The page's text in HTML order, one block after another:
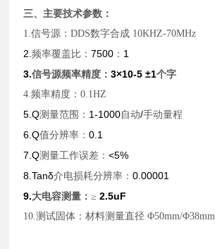
三、主要技术参数：
1.信号源：DDS数字合成 10KHZ-70MHz
2.频率覆盖比：7500 ： 1
3.信号源频率精度：3×10-5 ±1个字
4.频率精度：0.1HZ
5.Q测量范围： 1-1000自动/手动量程
6.Q值分辨率：0.1
7.Q测量工作误差：<5%
8.Tanδ介电损耗分辨率：0.00001
9.大电容测量：≥2.5uF
10.测试固体：材料测量直径 Φ50mm/Φ38mm